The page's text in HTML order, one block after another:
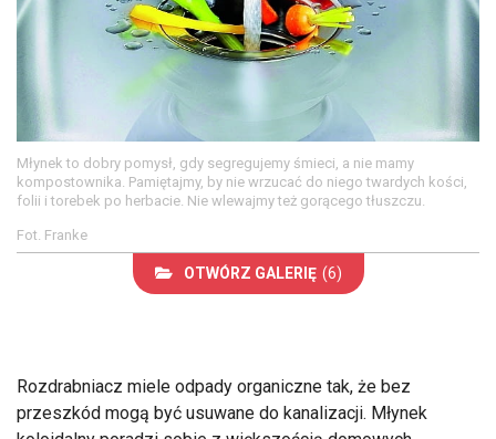
Młynek to dobry pomysł, gdy segregujemy śmieci, a nie mamy
kompostownika. Pamiętajmy, by nie wrzucać do niego twardych kości,
folii i torebek po herbacie. Nie wlewajmy też gorącego tłuszczu.
Fot. Franke
OTWÓRZ GALERIĘ (6)
Rozdrabniacz miele odpady organiczne tak, że bez
przeszkód mogą być usuwane do kanalizacji. Młynek